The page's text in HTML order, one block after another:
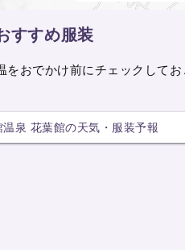
すすめ服装
おでかけ前にチェックして
温泉 花葉館の天気・服装予報